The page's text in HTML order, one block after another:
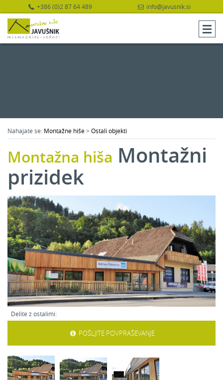
+386 (0)2 87 64 489 info@javusnik.si
Nahajate se: Montažne hiše> Ostali objekti
Montažna hiša Montažni
prizidek
Delite z ostalimi:
POŠLJITE POVPRAŠEVANJE